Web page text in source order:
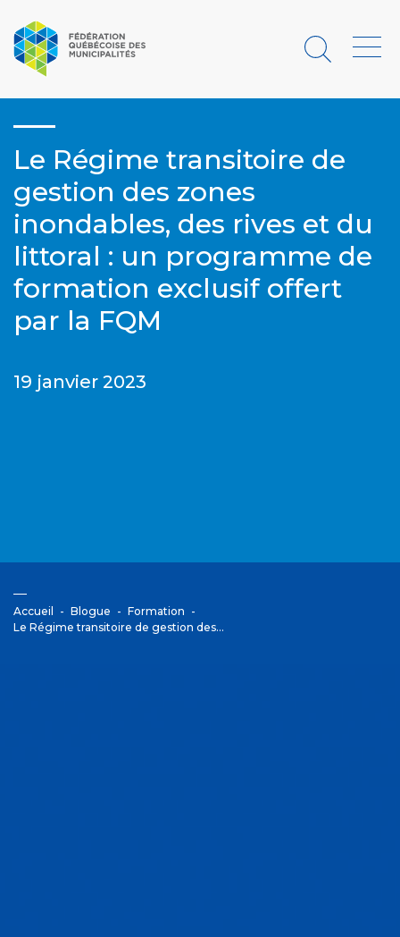
Rechercher
Le Régime transitoire de
gestion des zones
inondables, des rives et du
littoral : un programme de
formation exclusif offert
par la FQM
19 janvier 2023
Accueil Blogue
Formation
Le Régime transitoire de gestion des…